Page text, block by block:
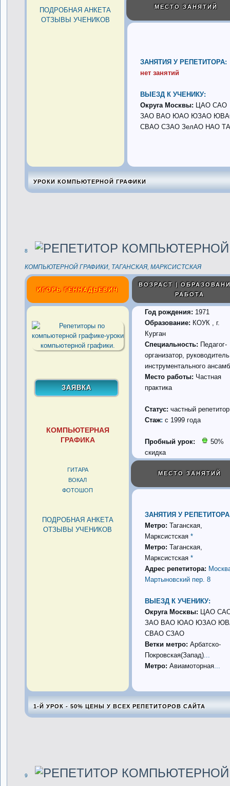
ПОДРОБНАЯ АНКЕТА
ОТЗЫВЫ УЧЕНИКОВ
МЕСТО ЗАНЯТИЙ
ЗАНЯТИЯ У РЕПЕТИТОРА:
нет занятий
ВЫЕЗД К УЧЕНИКУ:
Округа Москвы: ЦАО САО
ЗАО ВАО ЮАО ЮЗАО
СВАО СЗАО ЗелАО НАО
УРОКИ КОМПЬЮТЕРНОЙ ГРАФИКИ
8
КОМПЬЮТЕРНОЙ ГРАФИКИ, ТАГАНСКАЯ, МАРКСИСТСКАЯ
ИГОРЬ ГЕННАДЬЕВИЧ
ВОЗРАСТ |
РАБОТА
КОМПЬЮТЕРНАЯ
ГРАФИКА
ГИТАРА
ВОКАЛ
ФОТОШОП
ПОДРОБНАЯ АНКЕТА
ОТЗЫВЫ УЧЕНИКОВ
Год рождения: 1971
Образование: КОУК , г.
Курган
Специальность: Педагог-
организатор, руководитель
инструментального
Место работы: Частная
практика
Статус: частный репетитор
Стаж: с 1999 года
Пробный урок:
50%
скидка
МЕСТО ЗАНЯТИЙ
ЗАНЯТИЯ У
Метро: Таганская,
Марксистская *
Метро: Таганская,
Марксистская *
Адрес репетитора:
Мартыновский пер. 8
ВЫЕЗД К УЧЕНИКУ:
Округа Москвы: ЦАО
ЗАО ВАО ЮАО ЮЗАО
СВАО СЗАО
Ветки метро: Арбатско-
Покровская(Запад)...
Метро: Авиамоторная...
1-Й УРОК - 50% ЦЕНЫ У ВСЕХ РЕПЕТИТОРОВ САЙТА
9